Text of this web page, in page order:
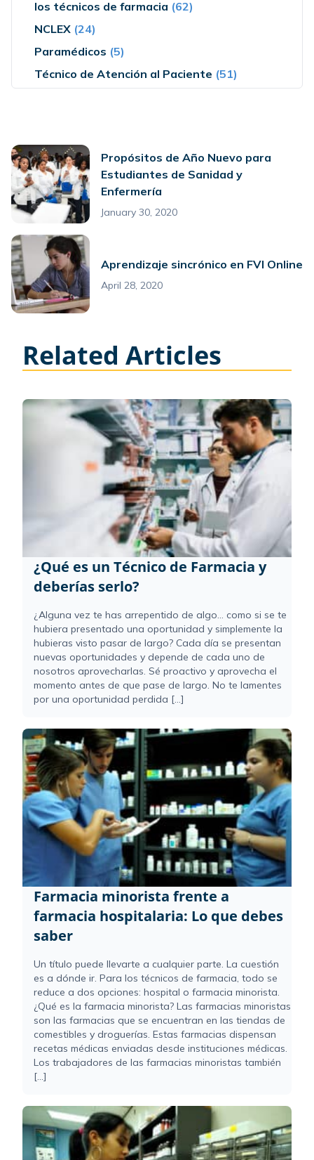
los técnicos de farmacia (62)
NCLEX (24)
Paramédicos (5)
Técnico de Atención al Paciente (51)
Propósitos de Año Nuevo para
Estudiantes de Sanidad y
Enfermería
January 30, 2020
Aprendizaje sincrónico en FVI Online
April 28, 2020
Related Articles
¿Qué es un Técnico de Farmacia y
deberías serlo?
¿Alguna vez te has arrepentido de algo... como si se te
hubiera presentado una oportunidad y simplemente la
hubieras visto pasar de largo? Cada día se presentan
nuevas oportunidades y depende de cada uno de
nosotros aprovecharlas. Sé proactivo y aprovecha el
momento antes de que pase de largo. No te lamentes
por una oportunidad perdida [...]
Farmacia minorista frente a
farmacia hospitalaria: Lo que debes
saber
Un título puede llevarte a cualquier parte. La cuestión
es a dónde ir. Para los técnicos de farmacia, todo se
reduce a dos opciones: hospital o farmacia minorista.
¿Qué es la farmacia minorista? Las farmacias minoristas
son las farmacias que se encuentran en las tiendas de
comestibles y droguerías. Estas farmacias dispensan
recetas médicas enviadas desde instituciones médicas.
Los trabajadores de las farmacias minoristas también
[...]